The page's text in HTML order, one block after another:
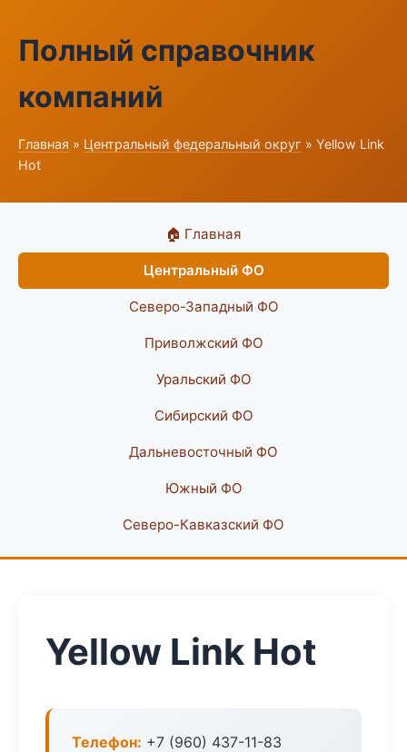
Полный справочник
компаний
Главная » Центральный федеральный округ » Yellow Link
Hot
🏠 Главная
Центральный ФО
Северо-Западный ФО
Приволжский ФО
Уральский ФО
Сибирский ФО
Дальневосточный ФО
Южный ФО
Северо-Кавказский ФО
Yellow Link Hot
Телефон: +7 (960) 437-11-83